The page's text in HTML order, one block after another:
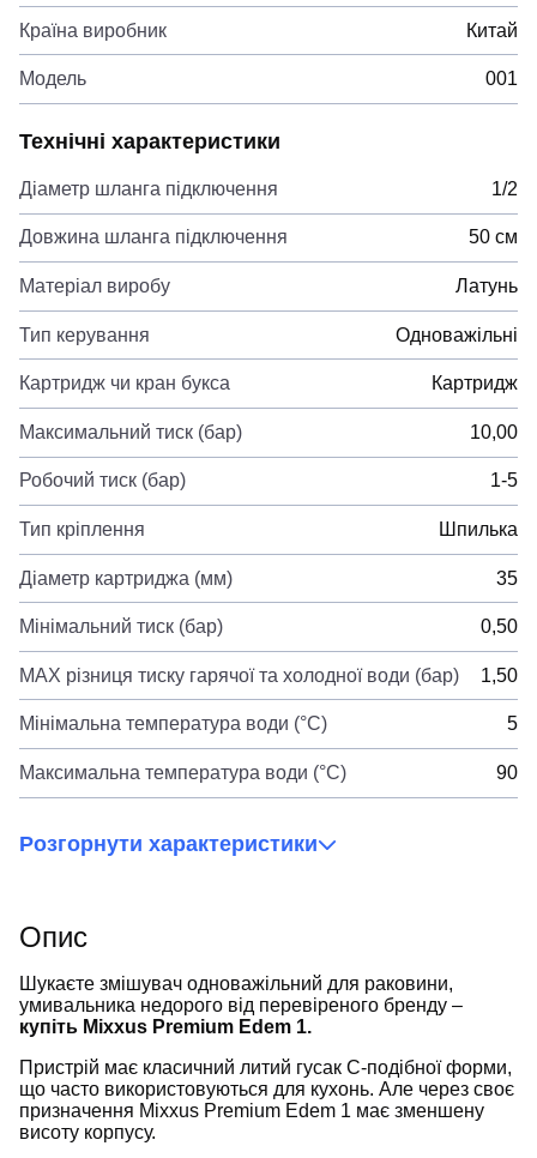
Країна виробник Китай
Модель 001
Технічні характеристики
Діаметр шланга підключення 1/2
Довжина шланга підключення 50 см
Матеріал виробу Латунь
Тип керування Одноважільні
Картридж чи кран букса Картридж
Максимальний тиск (бар) 10,00
Робочий тиск (бар) 1-5
Тип кріплення Шпилька
Діаметр картриджа (мм) 35
Мінімальний тиск (бар) 0,50
MAX різниця тиску гарячої та холодної води (бар) 1,50
Мінімальна температура води (°C) 5
Максимальна температура води (°C) 90
Розгорнути характеристики
Опис
Шукаєте змішувач одноважільний для раковини,
умивальника недорого від перевіреного бренду –
купіть Mixxus Premium Edem 1.
Пристрій має класичний литий гусак С-подібної форми,
що часто використовуються для кухонь. Але через своє
призначення Mixxus Premium Edem 1 має зменшену
висоту корпусу.